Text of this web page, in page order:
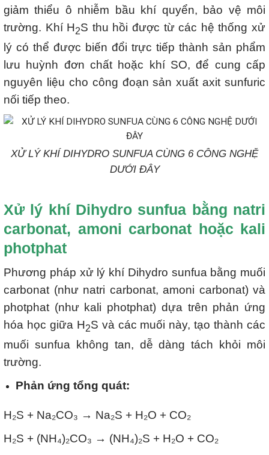
giảm thiểu ô nhiễm bầu khí quyển, bảo vệ môi
trường. Khí H2S thu hồi được từ các hệ thống xử
lý có thể được biến đổi trực tiếp thành sản phẩm
lưu huỳnh đơn chất hoặc khí SO, để cung cấp
nguyên liệu cho công đoạn sản xuất axit sunfuric
nối tiếp theo.
XỬ LÝ KHÍ DIHYDRO SUNFUA CÙNG 6 CÔNG NGHỆ
DƯỚI ĐÂY
Xử lý khí Dihydro sunfua bằng natri
carbonat, amoni carbonat hoặc kali
photphat
Phương pháp xử lý khí Dihydro sunfua bằng muối
carbonat (như natri carbonat, amoni carbonat) và
photphat (như kali photphat) dựa trên phản ứng
hóa học giữa H2S và các muối này, tạo thành các
muối sunfua không tan, dễ dàng tách khỏi môi
trường.
Phản ứng tổng quát:
H₂S + Na₂CO₃ → Na₂S + H₂O + CO₂
H₂S + (NH₄)₂CO₃ → (NH₄)₂S + H₂O + CO₂